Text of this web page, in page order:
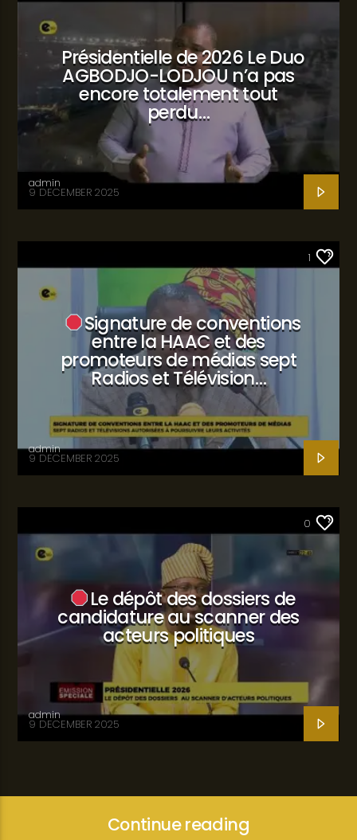
Présidentielle de 2026 Le Duo
AGBODJO-LODJOU n’a pas
encore totalement tout
perdu…
admin
9 DECEMBER 2025
1
Signature de conventions
entre la HAAC et des
promoteurs de médias sept
Radios et Télévision…
admin
9 DECEMBER 2025
0
Le dépôt des dossiers de
candidature au scanner des
acteurs politiques
admin
9 DECEMBER 2025
Continue reading